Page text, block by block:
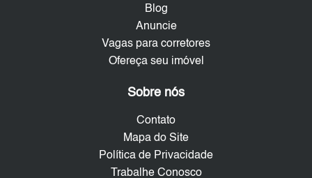
Blog
Anuncie
Vagas para corretores
Ofereça seu imóvel
Sobre nós
Contato
Mapa do Site
Política de Privacidade
Trabalhe Conosco